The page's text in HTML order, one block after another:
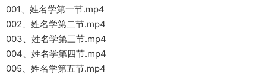
001、姓名学第一节.mp4
002、姓名学第二节.mp4
003、姓名学第三节.mp4
004、姓名学第四节.mp4
005、姓名学第五节.mp4